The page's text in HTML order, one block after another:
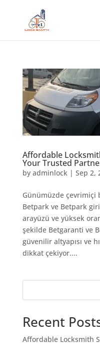
Affordable
Your Trusted
by adminlock| Sep 2,
Günümüzde çevrimiçi
Betpark ve Betpark
arayüzü ve yüksek
şekilde Betgaranti ve
güvenilir altyapısı ve
dikkat çekiyor....
Recent
Affordable Locksmith